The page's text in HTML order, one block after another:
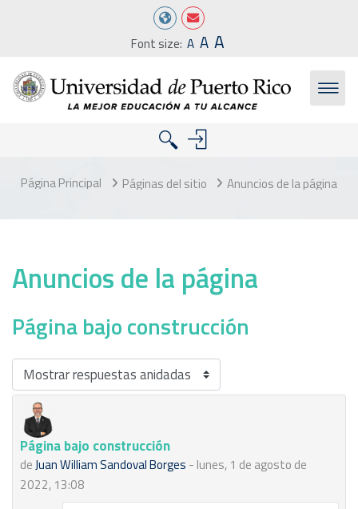
Font size: A A A
Página Principal Páginas del sitio Anuncios de la página
Anuncios de la página
Página bajo construcción
Mostrar modo
Página bajo construcción
deJuan William Sandoval Borges - lunes, 1 de agosto de
2022, 13:08
Número de respuestas: 0